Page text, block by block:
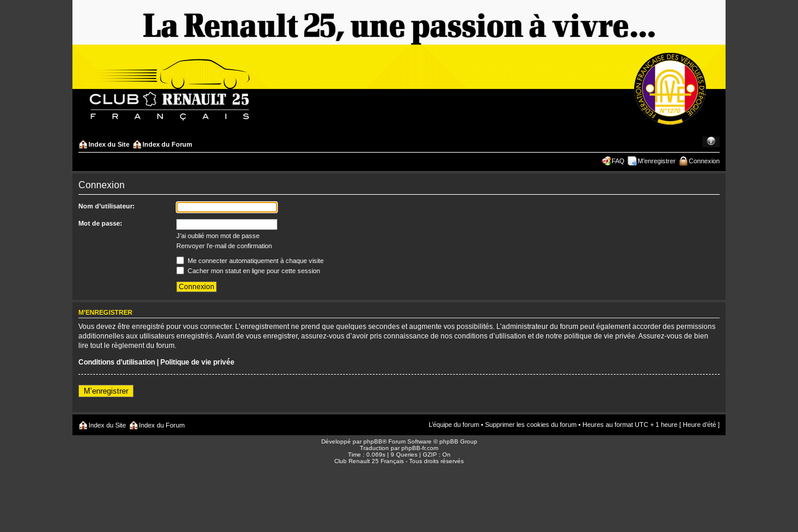
Index du Site Index du Forum
FAQ M’enregistrer Connexion
Connexion
Nom d’utilisateur:
Mot de passe:
J’ai oublié mon mot de passe
Renvoyer l’e-mail de confirmation
Me connecter automatiquement à chaque visite
Cacher mon statut en ligne pour cette session
M’ENREGISTRER
Vous devez être enregistré pour vous connecter. L’enregistrement ne prend que quelques secondes et augmente vos possibilités. L’administrateur du forum peut également accorder des permissions
additionnelles aux utilisateurs enregistrés. Avant de vous enregistrer, assurez-vous d’avoir pris connaissance de nos conditions d’utilisation et de notre politique de vie privée. Assurez-vous de bien
lire tout le règlement du forum.
Conditions d’utilisation | Politique de vie privée
M’enregistrer
Index du Site Index du Forum L’équipe du forum • Supprimer les cookies du forum • Heures au format UTC + 1 heure [ Heure d’été ]
Développé parphpBB® Forum Software © phpBB Group
Traduction parphpBB-fr.com
Time : 0.069s | 9 Queries | GZIP : On
Club Renault 25 Français - Tous droits réservés